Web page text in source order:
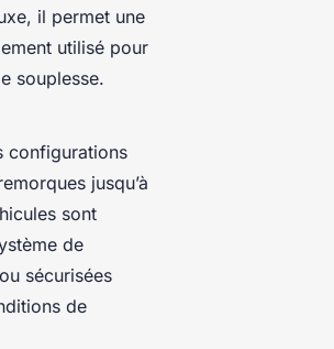
il permet une
utilisé pour
souplesse.
configurations
jusqu’à
sont
de
sécurisées
de